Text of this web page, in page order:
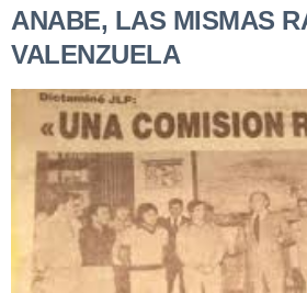
ANABE, LAS MISMAS
VALENZUELA